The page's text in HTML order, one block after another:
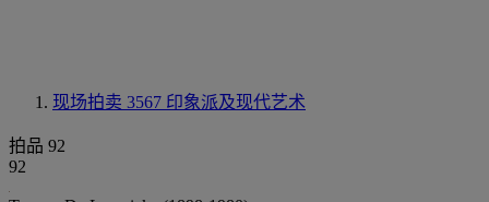
现场拍卖 3567 印象派及现代艺术
拍品 92
92